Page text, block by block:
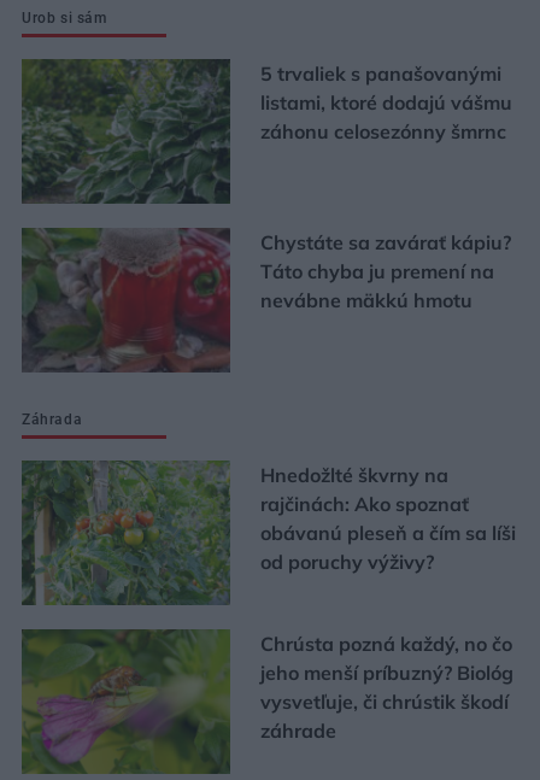
Urob si sám
5 trvaliek s panašovanými
listami, ktoré dodajú vášmu
záhonu celosezónny šmrnc
Chystáte sa zavárať kápiu?
Táto chyba ju premení na
nevábne mäkkú hmotu
Záhrada
Hnedožlté škvrny na
rajčinách: Ako spoznať
obávanú pleseň a čím sa líši
od poruchy výživy?
Chrústa pozná každý, no čo
jeho menší príbuzný? Biológ
vysvetľuje, či chrústik škodí
záhrade